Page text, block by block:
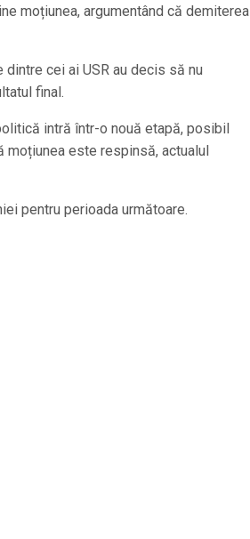
moțiunea, argumentând că demiterea
cei ai USR au decis să nu
final.
intră într-o nouă etapă, posibil
moțiunea este respinsă, actualul
pentru perioada următoare.